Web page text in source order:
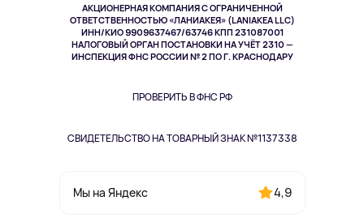
АКЦИОНЕРНАЯ КОМПАНИЯ С ОГРАНИЧЕННОЙ
ОТВЕТСТВЕННОСТЬЮ «ЛАНИАКЕЯ» (LANIAKEA LLC)
ИНН/КИО 9909637467/63746 КПП 231087001
НАЛОГОВЫЙ ОРГАН ПОСТАНОВКИ НА УЧЁТ 2310 —
ИНСПЕКЦИЯ ФНС РОССИИ № 2 ПО Г. КРАСНОДАРУ
ПРОВЕРИТЬ В ФНС РФ
СВИДЕТЕЛЬСТВО НА ТОВАРНЫЙ ЗНАК №1137338
Мы на Яндекс 4,9
Здоровье питомцев
Одежда и аксессуары